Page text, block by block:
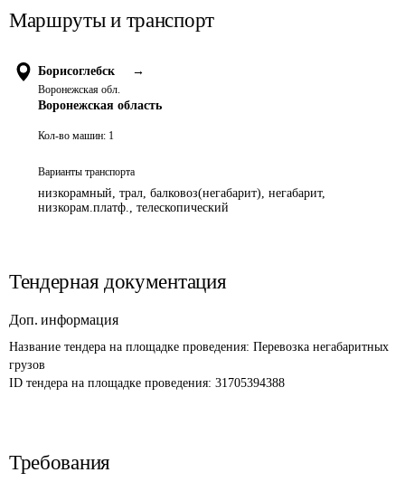
Маршруты и транспорт
Борисоглебск →
Воронежская обл.
Воронежская область
Кол-во машин: 1
Варианты транспорта
низкорамный, трал, балковоз(негабарит), негабарит,
низкорам.платф., телескопический
Тендерная документация
Доп. информация
Название тендера на площадке проведения: Перевозка негабаритных
грузов
ID тендера на площадке проведения: 31705394388
Требования